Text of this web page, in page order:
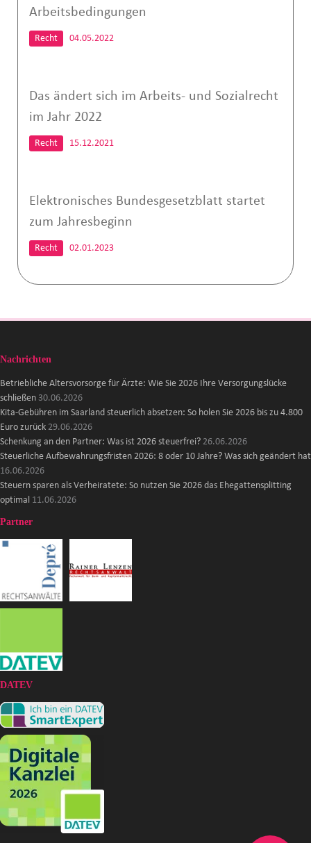
Arbeitsbedingungen
Recht 04.05.2022
Das ändert sich im Arbeits- und Sozialrecht
im Jahr 2022
Recht 15.12.2021
Elektronisches Bundesgesetzblatt startet
zum Jahresbeginn
Recht 02.01.2023
Nachrichten
Betriebliche Altersvorsorge für Ärzte: Wie Sie 2026 Ihre Versorgungslücke
schließen 30.06.2026
Kita-Gebühren im Saarland steuerlich absetzen: So holen Sie 2026 bis zu 4.800
Euro zurück 29.06.2026
Schenkung an den Partner: Was ist 2026 steuerfrei? 26.06.2026
Steuerliche Aufbewahrungsfristen 2026: 8 oder 10 Jahre? Was sich geändert hat
16.06.2026
Steuern sparen als Verheiratete: So nutzen Sie 2026 das Ehegattensplitting
optimal 11.06.2026
Partner
DATEV